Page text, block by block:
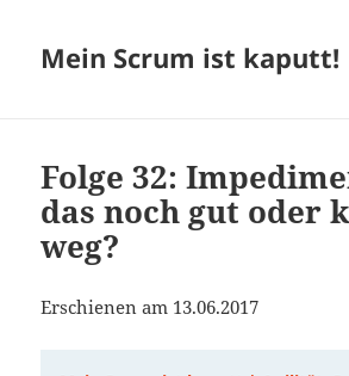
Mein Scrum ist kaputt!
Folge 32:
das noch gut oder
weg?
Erschienen am 13.06.2017